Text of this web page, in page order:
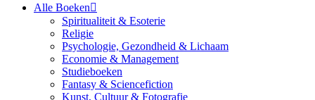
Alle Boeken
Spiritualiteit & Esoterie
Religie
Psychologie, Gezondheid & Lichaam
Economie & Management
Studieboeken
Fantasy & Sciencefiction
Kunst, Cultuur & Fotografie